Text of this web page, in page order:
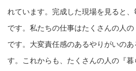
れています。完成した現場を見ると
です。私たちの仕事はたくさんの人
です。大変責任感のあるやりがいの
す。これからも、たくさんの人の『